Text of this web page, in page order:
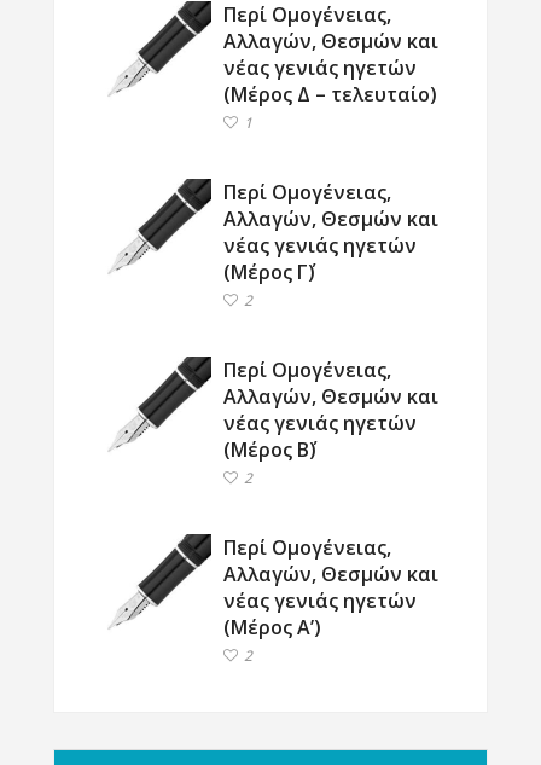
Περί Ομογένειας,
Αλλαγών, Θεσμών και
νέας γενιάς ηγετών
(Μέρος Δ – τελευταίο)
1
Περί Ομογένειας,
Αλλαγών, Θεσμών και
νέας γενιάς ηγετών
(Μέρος Γ΄)
2
Περί Ομογένειας,
Αλλαγών, Θεσμών και
νέας γενιάς ηγετών
(Μέρος Β΄)
2
Περί Ομογένειας,
Αλλαγών, Θεσμών και
νέας γενιάς ηγετών
(Μέρος Α’)
2